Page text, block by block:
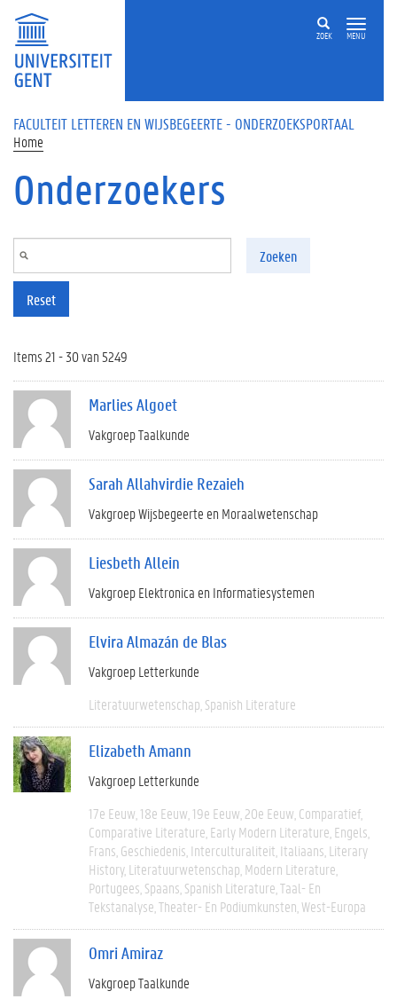
Overslaan en naar de inhoud gaan
ZOEK MENU
FACULTEIT LETTEREN EN WIJSBEGEERTE - ONDERZOEKSPORTAAL
Home
Onderzoekers
Zoeken
Reset
Items 21 - 30 van 5249
Marlies Algoet
Vakgroep Taalkunde
Sarah Allahvirdie Rezaieh
Vakgroep Wijsbegeerte en Moraalwetenschap
Liesbeth Allein
Vakgroep Elektronica en Informatiesystemen
Elvira Almazán de Blas
Vakgroep Letterkunde
Literatuurwetenschap Spanish Literature
Elizabeth Amann
Vakgroep Letterkunde
17e Eeuw 18e Eeuw 19e Eeuw 20e Eeuw Comparatief
Comparative Literature Early Modern Literature Engels
Frans Geschiedenis Interculturaliteit Italiaans Literary
History Literatuurwetenschap Modern Literature
Portugees Spaans Spanish Literature Taal- En
Tekstanalyse Theater- En Podiumkunsten West-Europa
Omri Amiraz
Vakgroep Taalkunde